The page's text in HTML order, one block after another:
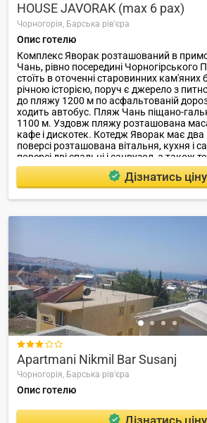
HOUSE JAVORAK (max 6 pax)
Чорногорія, Барська рів'єра
Опис готелю
Комплекс Яворак розташований в
Чань, рівно посередині
стоїть в оточенні старовинних кам'яних
річною історією, поруч є джерело з
до пляжу 1200 м по асфальтованій
ходить автобус. Пляж Чань піщано-
1100 м. Уздовж пляжу розташована
кафе і дискотек. Котедж Яворак має
поверсі розташована вітальня, кухня і
поверсі дві спальні і санвузол, а також
Дізнатись ціну

Apartmani Nikmil Bar Susanj
Чорногорія, Барська рів'єра
Опис готелю
Дізнатись ціну